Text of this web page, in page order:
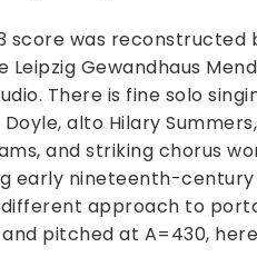
score was
Gewandhaus
There is fine solo
alto Hilary
and striking chorus
early nineteenth-
approach to
pitched at A=430,